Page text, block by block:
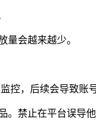
量会越来越少。
控，后续会导致账
禁止在平台误导